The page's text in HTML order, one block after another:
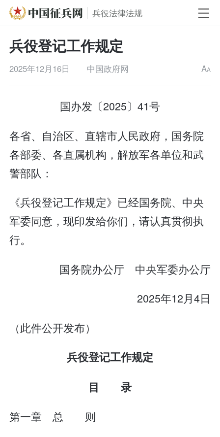
兵役法律法规
兵役登记工作规定
2025年12月16日 中国政府网 AA
国办发〔2025〕41号
各省、自治区、直辖市人民政府，国务院
各部委、各直属机构，解放军各单位和武
警部队：
《兵役登记工作规定》已经国务院、中央
军委同意，现印发给你们，请认真贯彻执
行。
国务院办公厅 中央军委办公厅
2025年12月4日
（此件公开发布）
兵役登记工作规定
目 录
第一章 总 则